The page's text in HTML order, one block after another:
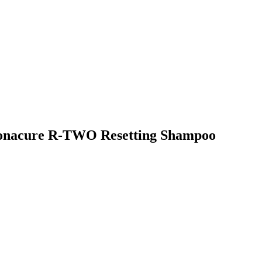
R-TWO Resetting Shampoo